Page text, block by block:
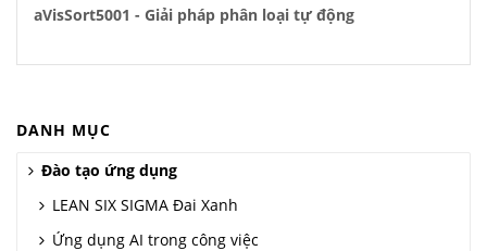
aVisSort5001 - Giải pháp phân loại tự động
DANH MỤC
Đào tạo ứng dụng
LEAN SIX SIGMA Đai Xanh
Ứng dụng AI trong công việc